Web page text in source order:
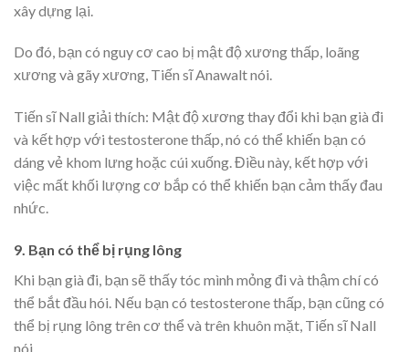
xây dựng lại.
Do đó, bạn có nguy cơ cao bị mật độ xương thấp, loãng
xương và gãy xương, Tiến sĩ Anawalt nói.
Tiến sĩ Nall giải thích: Mật độ xương thay đổi khi bạn già đi
và kết hợp với testosterone thấp, nó có thể khiến bạn có
dáng vẻ khom lưng hoặc cúi xuống. Điều này, kết hợp với
việc mất khối lượng cơ bắp có thể khiến bạn cảm thấy đau
nhức.
9. Bạn có thể bị rụng lông
Khi bạn già đi, bạn sẽ thấy tóc mình mỏng đi và thậm chí có
thể bắt đầu hói. Nếu bạn có testosterone thấp, bạn cũng có
thể bị rụng lông trên cơ thể và trên khuôn mặt, Tiến sĩ Nall
nói.